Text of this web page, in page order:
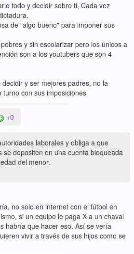
todo y decidir sobre ti, Cada vez
de "algo bueno" para imponer sus
y sin escolarizar pero los únicos a
son a los youtubers que son 4
y ser mejores padres, no la
turno con sus imposiciones
+0
laborales y obliga a que
se depositen en una cuenta bloqueada
del menor.
no solo en internet con el fútbol en
si un equipo le paga X a un chaval
habría que hacer eso. Así se vería
vivir a través de sus hijos como se